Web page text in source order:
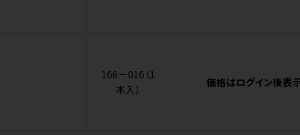
166－016（1
本入）
価格はログイン後表